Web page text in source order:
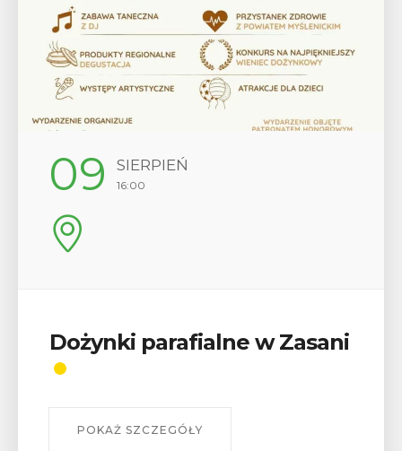
12 SIERPIEŃ
17:00
Wykład „Jak zdobyć
odznaki na myślenickich
W środę 12 sierpnia o godz. 17 w Miejskiej